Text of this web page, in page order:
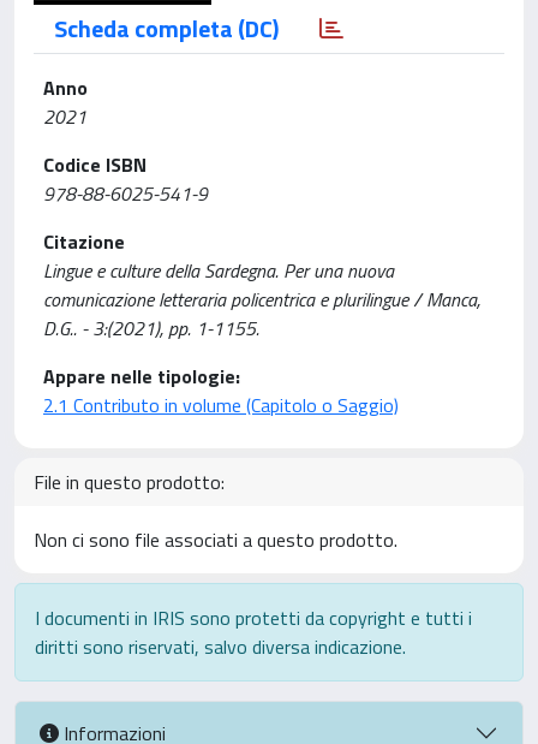
Scheda completa (DC)
Anno
2021
Codice ISBN
978-88-6025-541-9
Citazione
Lingue e culture della Sardegna. Per una nuova
comunicazione letteraria policentrica e plurilingue / Manca,
D.G.. - 3:(2021), pp. 1-1155.
Appare nelle tipologie:
2.1 Contributo in volume (Capitolo o Saggio)
File in questo prodotto:
Non ci sono file associati a questo prodotto.
I documenti in IRIS sono protetti da copyright e tutti i
diritti sono riservati, salvo diversa indicazione.
Informazioni